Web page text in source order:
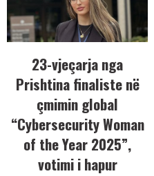
23-vjeçarja nga
Prishtina finaliste në
çmimin global
“Cybersecurity Woman
of the Year 2025”,
votimi i hapur